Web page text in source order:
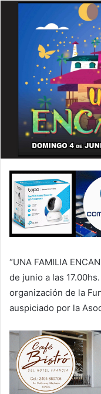
“UNA FAMILIA
de junio a las
organización de la
auspiciado por la